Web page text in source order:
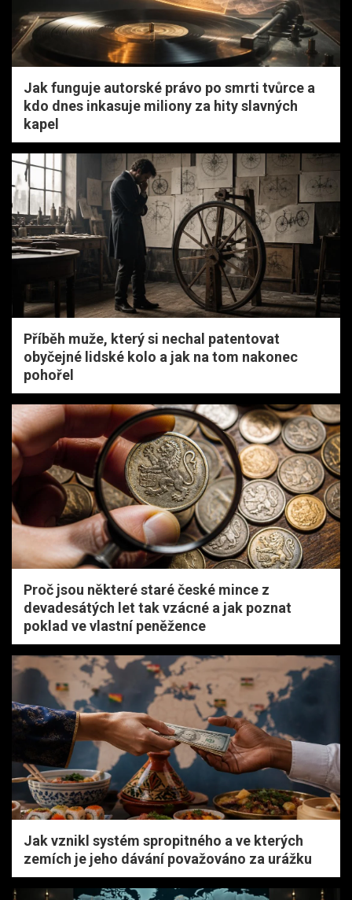
Jak funguje autorské právo po smrti tvůrce a
kdo dnes inkasuje miliony za hity slavných
kapel
Příběh muže, který si nechal patentovat
obyčejné lidské kolo a jak na tom nakonec
pohořel
Proč jsou některé staré české mince z
devadesátých let tak vzácné a jak poznat
poklad ve vlastní peněžence
Jak vznikl systém spropitného a ve kterých
zemích je jeho dávání považováno za urážku